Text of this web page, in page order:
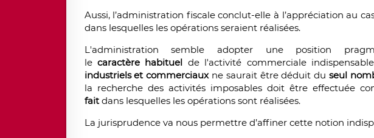
Aussi, l’administration fiscale conclut-elle à l’appréciation au
dans lesquelles les opérations seraient réalisées.
L'administration semble adopter une position
le caractère habituel de l'activité commerciale
industriels et commerciauxne saurait être déduit duseul
la recherche des activités imposables doit être effectuée
faitdans lesquelles les opérations sont réalisées.
La jurisprudence va nous permettre d’affiner cette notion